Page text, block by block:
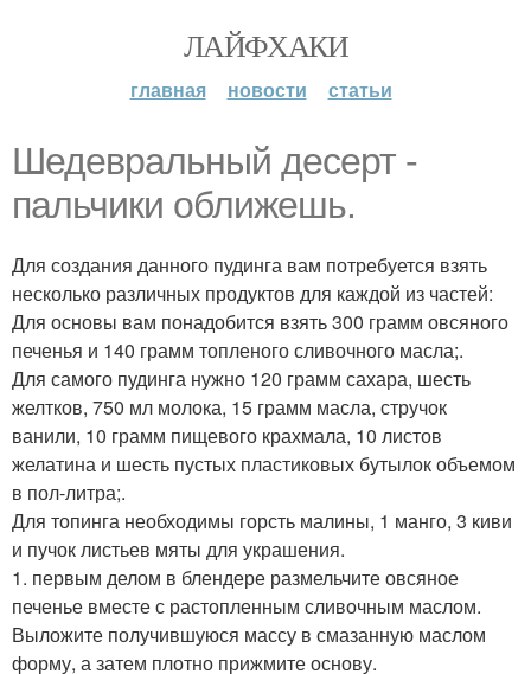
ЛАЙФХАКИ
главная новости статьи
Шедевральный десерт -
пальчики оближешь.
Для создания данного пудинга вам потребуется взять
несколько различных продуктов для каждой из частей:
Для основы вам понадобится взять 300 грамм овсяного
печенья и 140 грамм топленого сливочного масла;.
Для самого пудинга нужно 120 грамм сахара, шесть
желтков, 750 мл молока, 15 грамм масла, стручок
ванили, 10 грамм пищевого крахмала, 10 листов
желатина и шесть пустых пластиковых бутылок объемом
в пол-литра;.
Для топинга необходимы горсть малины, 1 манго, 3 киви
и пучок листьев мяты для украшения.
1. первым делом в блендере размельчите овсяное
печенье вместе с растопленным сливочным маслом.
Выложите получившуюся массу в смазанную маслом
форму, а затем плотно прижмите основу.